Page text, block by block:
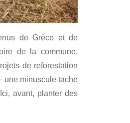
de Grèce et de
de la commune.
de reforestation
une minuscule tache
avant, planter des